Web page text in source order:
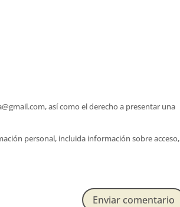
así como el derecho a presentar una
personal, incluida información sobre acceso,
Enviar comentario